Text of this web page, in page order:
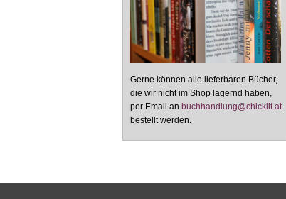
Gerne können alle lieferbaren Bücher,
die wir nicht im Shop lagernd haben,
per Email an buchhandlung@chicklit.at
bestellt werden.